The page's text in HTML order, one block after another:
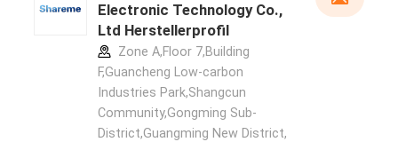
Electronic Technology Co.,
Ltd Herstellerprofil
Zone A,Floor 7,Building
F,Guancheng Low-carbon
Industries Park,Shangcun
Community,Gongming Sub-
District,Guangming New District,